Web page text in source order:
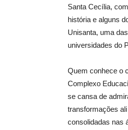
Santa Cecília,
história e alguns
Unisanta, uma
universidades do
Quem conhece o
Complexo
se cansa de
transformações
consolidadas nas